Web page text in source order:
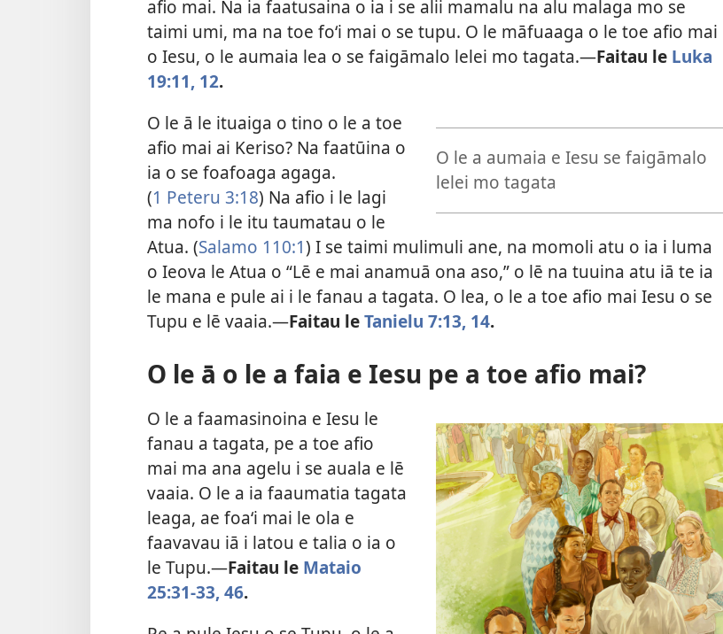
afio mai. Na ia faatusaina o ia i se alii mamalu na alu malaga mo se
taimi umi, ma na toe foʻi mai o se tupu. O le māfuaaga o le toe afio mai
o Iesu, o le aumaia lea o se faigāmalo lelei mo tagata.​—Faitau le Luka
19:11, 12.
O le a aumaia e Iesu se faigāmalo
lelei mo tagata
O le ā le ituaiga o tino o le a toe
afio mai ai Keriso? Na faatūina o
ia o se foafoaga agaga.
(1 Peteru 3:18) Na afio i le lagi
ma nofo i le itu taumatau o le
Atua. (Salamo 110:1) I se taimi mulimuli ane, na momoli atu o ia i luma
o Ieova le Atua o “Lē e mai anamuā ona aso,” o lē na tuuina atu iā te ia
le mana e pule ai i le fanau a tagata. O lea, o le a toe afio mai Iesu o se
Tupu e lē vaaia.​—Faitau leTanielu 7:13, 14.
O le ā o le a faia e Iesu pe a toe afio mai?
O le a faamasinoina e Iesu le
fanau a tagata, pe a toe afio
mai ma ana agelu i se auala e lē
vaaia. O le a ia faaumatia tagata
leaga, ae foaʻi mai le ola e
faavavau iā i latou e talia o ia o
le Tupu.​—Faitau le Mataio
25:31-33,46.